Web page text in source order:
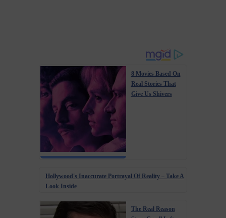
8 Movies Based On
Real Stories That
Give Us Shivers
Hollywood's Inaccurate Portrayal Of Reality – Take A
Look Inside
The Real Reason